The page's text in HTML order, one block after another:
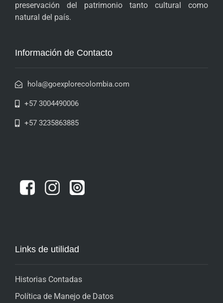
preservación del patrimonio tanto cultural como
natural del país.
Información de Contacto
hola@goexplorecolombia.com
+57 3004490006
+57 3235863885
Links de utilidad
Historias Contadas
Política de Manejo de Datos